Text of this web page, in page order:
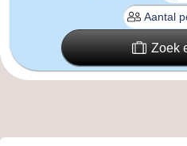
Evenementen
Praktisch
Zoek